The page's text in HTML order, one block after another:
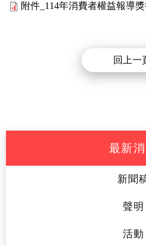
附件_114年消費者權益報導
回上一
最新
新聞
聲明
活動